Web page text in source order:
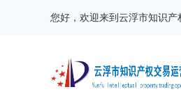
您好，欢迎来到云浮市知识产